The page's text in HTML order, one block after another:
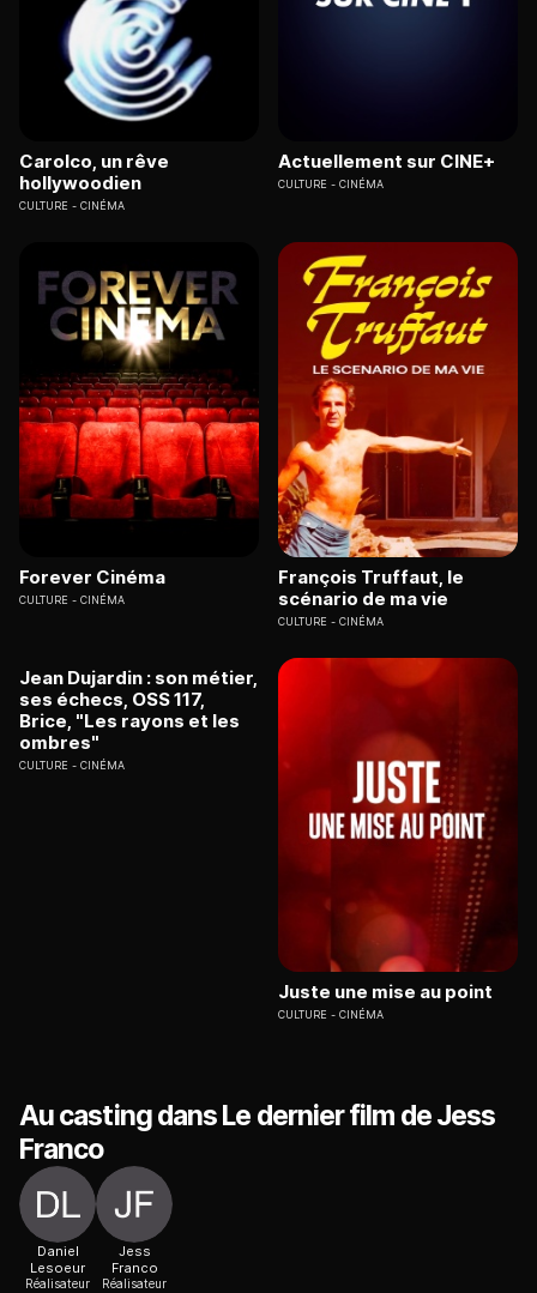
Carolco, un rêve
hollywoodien
CULTURE CINÉMA
Actuellement sur CINE+
CULTURE CINÉMA
Forever Cinéma
CULTURE CINÉMA
François Truffaut, le
scénario de ma vie
CULTURE CINÉMA
Jean Dujardin : son métier,
ses échecs, OSS 117,
Brice, "Les rayons et les
ombres"
CULTURE CINÉMA
Juste une mise au point
CULTURE CINÉMA
Au casting dans Le dernier film de Jess
Franco
Daniel
Lesoeur
Réalisateur
Jess
Franco
Réalisateur